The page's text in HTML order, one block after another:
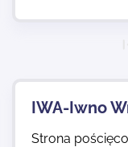
IWA-Iwno
Strona